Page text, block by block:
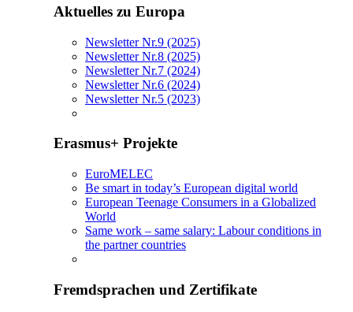
Aktuelles zu Europa
Newsletter Nr.9 (2025)
Newsletter Nr.8 (2025)
Newsletter Nr.7 (2024)
Newsletter Nr.6 (2024)
Newsletter Nr.5 (2023)
Erasmus+ Projekte
EuroMELEC
Be smart in today’s European digital world
European Teenage Consumers in a Globalized
World
Same work – same salary: Labour conditions in
the partner countries
Fremdsprachen und Zertifikate